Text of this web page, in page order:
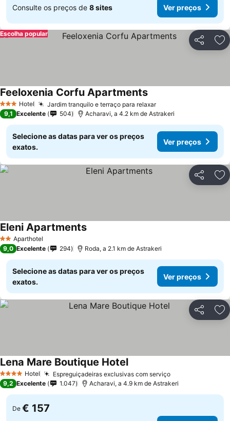
Consulte os preços de 8 sites Ver preços
Partilhar
Escolha popular
3 EstrelasHotel Jardim tranquilo e terraço para relaxarVer preços
Feeloxenia Corfu ApartmentsVer preços
9,1 Excelente 504 Acharavi, a 4.2 km de Astrakeri
Selecione as datas para ver os preços
exatos.
Ver preços
Partilhar
2 EstrelasAparthotel
Eleni ApartmentsVer preços
9,0 Excelente 294 Roda, a 2.1 km de Astrakeri
Selecione as datas para ver os preços
exatos.
Ver preços
Partilhar
4 EstrelasHotel Espreguiçadeiras exclusivas com serviçoVer preços
Lena Mare Boutique HotelVer preços
9,2 Excelente 1.047 Acharavi, a 4.9 km de Astrakeri
De € 157